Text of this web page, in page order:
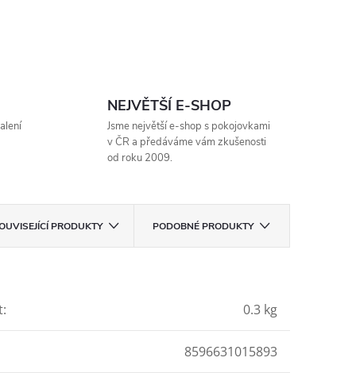
NEJVĚTŠÍ E-SHOP
Jsme největší e-shop s pokojovkami
v ČR a předáváme vám zkušenosti
od roku 2009.
PRODUKTY PODOBNÉ PRODUKTY
: 0.3 kg
8596631015893